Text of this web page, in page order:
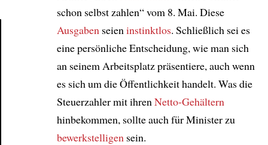
schon selbst zahlen“ vom 8. Mai. Diese
Ausgaben seien instinktlos. Schließlich sei es
eine persönliche Entscheidung, wie man sich
an seinem Arbeitsplatz präsentiere, auch wenn
es sich um die Öffentlichkeit handelt. Was die
Steuerzahler mit ihren Netto-Gehältern
hinbekommen, sollte auch für Minister zu
bewerkstelligen sein.